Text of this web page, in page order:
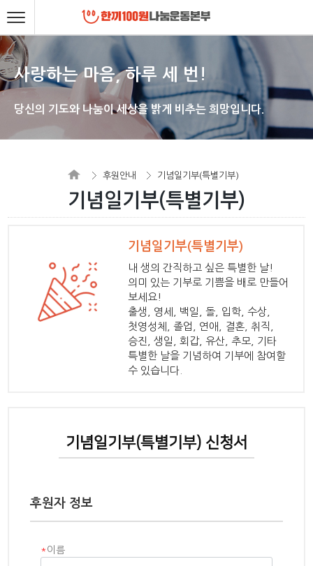
사랑하는 마음, 하루 세 번!
당신의 기도와 나눔이 세상을 밝게 비추는 희망입니다.
후원안내 기념일기부(특별기부)
기념일기부(특별기부)
기념일기부(특별기부)
내 생의 간직하고 싶은 특별한 날!
의미 있는 기부로 기쁨을 배로 만들어
보세요!
출생, 영세, 백일, 돌, 입학, 수상,
첫영성체, 졸업, 연애, 결혼, 취직,
승진, 생일, 회갑, 유산, 추모, 기타
특별한 날을 기념하여 기부에 참여할
수 있습니다.
기념일기부(특별기부) 신청서
후원자 정보
*이름